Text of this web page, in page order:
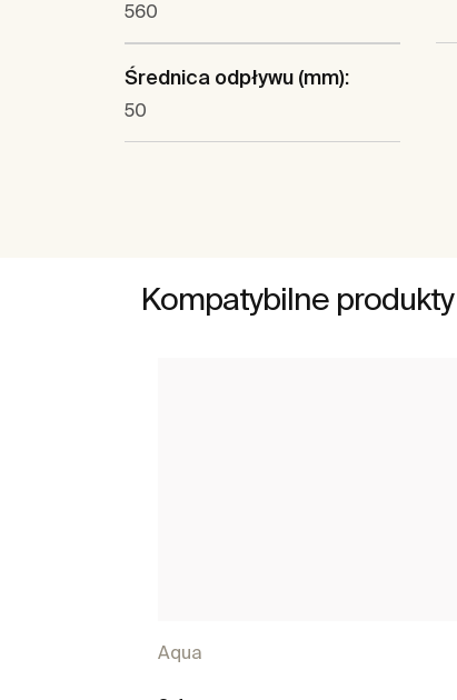
560
Średnica odpływu (mm):
50
Kompatybilne produkty
Aqua